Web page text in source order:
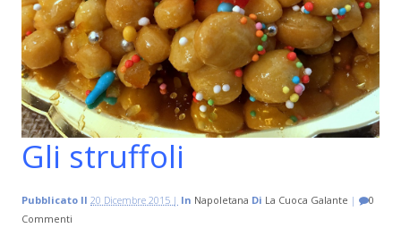
Gli struffoli
Pubblicato Il 20 Dicembre 2015 | In Napoletana Di La Cuoca Galante |
0
Commenti